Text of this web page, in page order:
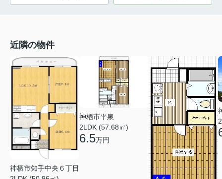
近隣の物件
神栖市知手中央６丁目
神栖市平泉
2LDK (57.68㎡)
6.5万円